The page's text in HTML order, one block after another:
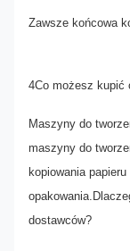
Zawsze końcowa
4Co możesz kupić
Maszyny do
maszyny do
kopiowania
opakowania.
dostawców?